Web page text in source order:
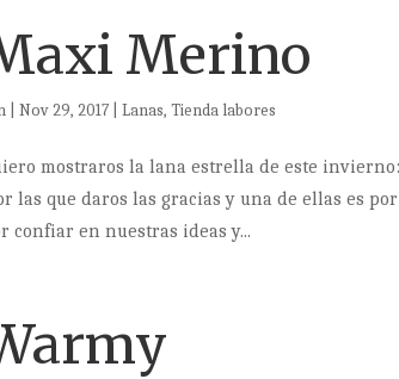
Merino
|Nov 29, 2017 |Lanas,Tienda labores
mostraros la lana estrella de este
las que daros las gracias y una de ellas es
confiar en nuestras ideas y...